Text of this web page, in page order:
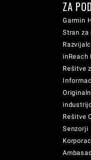
ZA
Garmin
Stran za
inReach
Rešitve
Rešitve
Senzorji